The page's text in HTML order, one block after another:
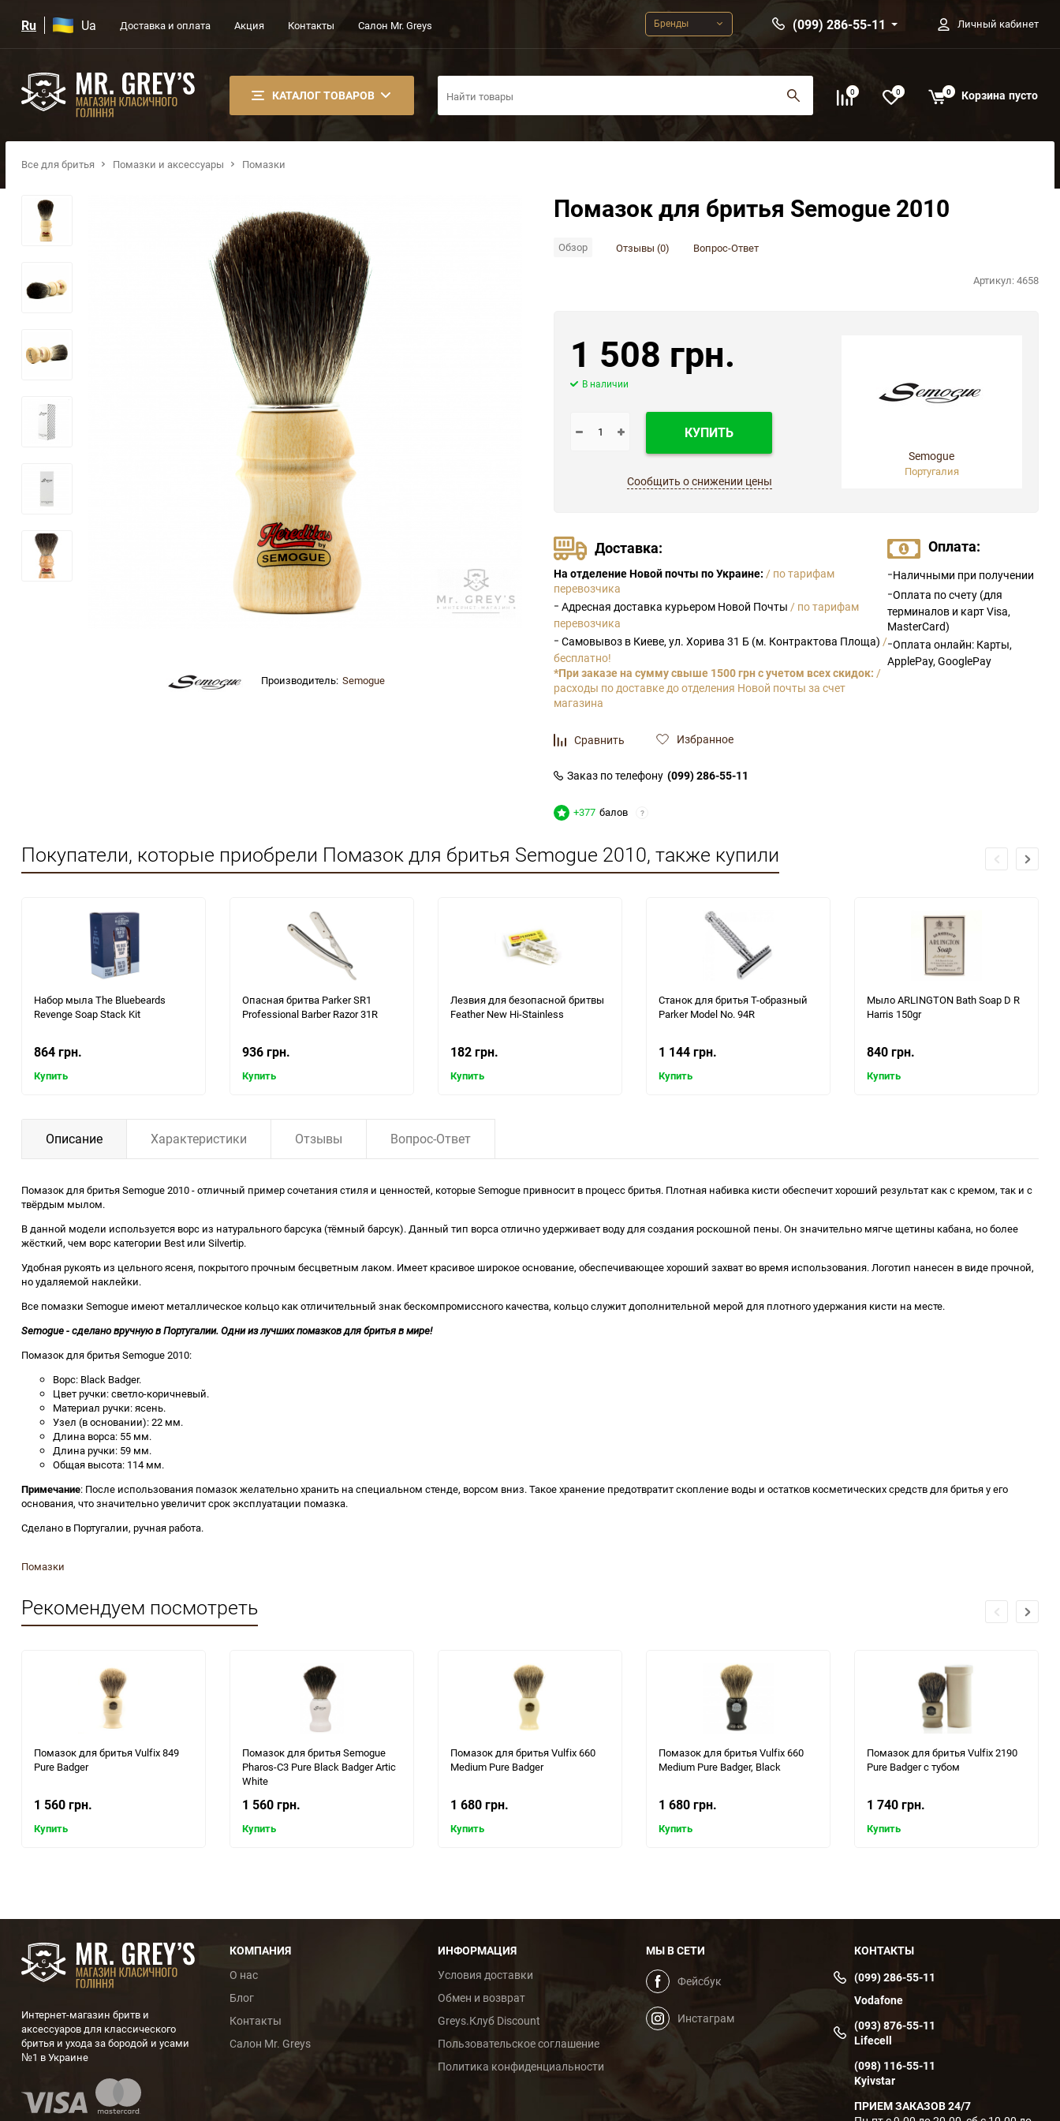
Ru Ua Доставка и оплата Акция Контакты Салон Mr. Greys Бренды (099) 286-55-11 Личный кабинет
КАТАЛОГ ТОВАРОВ 0 0 0 Корзина пусто
Все для бритья Помазки и аксессуары Помазки
Производитель: Semogue
Помазок для бритья Semogue 2010
Обзор Отзывы (0) Вопрос-Ответ
Артикул:4658
1 508 грн.
В наличии
КУПИТЬ
Сообщить о снижении цены
Semogue
Португалия
Доставка:
На отделение Новой почты по Украине: / по тарифам
перевозчика
- Адресная доставка курьером Новой Почты / по тарифам
перевозчика
- Самовывоз в Киеве, ул. Хорива 31 Б (м. Контрактова Площа) /
бесплатно!
*При заказе на сумму свыше 1500 грн с учетом всех скидок: /
расходы по доставке до отделения Новой почты за счет
магазина
Оплата:
-Наличными при получении
-Оплата по счету (для
терминалов и карт Visa,
MasterCard)
-Оплата онлайн: Карты,
ApplePay, GooglePay
Сравнить Избранное
Заказ по телефону (099) 286-55-11
+377 балов ?
Покупатели, которые приобрели Помазок для бритья Semogue 2010, также купили
Набор мыла The Bluebeards
Revenge Soap Stack Kit
864 грн.
Купить
Опасная бритва Parker SR1
Professional Barber Razor 31R
936 грн.
Купить
Лезвия для безопасной бритвы
Feather New Hi-Stainless
182 грн.
Купить
Станок для бритья Т-образный
Parker Model No. 94R
1 144 грн.
Купить
Мыло ARLINGTON Bath Soap D R
Harris 150gr
840 грн.
Купить
Описание Характеристики Отзывы Вопрос-Ответ
Помазок для бритья Semogue 2010 - отличный пример сочетания стиля и ценностей, которые Semogue привносит в процесс бритья. Плотная набивка кисти обеспечит хороший результат как с кремом, так и с
твёрдым мылом.
В данной модели используется ворс из натурального барсука (тёмный барсук). Данный тип ворса отлично удерживает воду для создания роскошной пены. Он значительно мягче щетины кабана, но более
жёсткий, чем ворс категории Best или Silvertip.
Удобная рукоять из цельного ясеня, покрытого прочным бесцветным лаком. Имеет красивое широкое основание, обеспечивающее хороший захват во время использования. Логотип нанесен в виде прочной,
но удаляемой наклейки.
Все помазки Semogue имеют металлическое кольцо как отличительный знак бескомпромиссного качества, кольцо служит дополнительной мерой для плотного удержания кисти на месте.
Semogue - сделано вручную в Португалии. Одни из лучших помазков для бритья в мире!
Помазок для бритья Semogue 2010:
Ворс: Black Badger.
Цвет ручки: светло-коричневый.
Материал ручки: ясень.
Узел (в основании): 22 мм.
Длина ворса: 55 мм.
Длина ручки: 59 мм.
Общая высота: 114 мм.
Примечание: После использования помазок желательно хранить на специальном стенде, ворсом вниз. Такое хранение предотвратит скопление воды и остатков косметических средств для бритья у его
основания, что значительно увеличит срок эксплуатации помазка.
Сделано в Португалии, ручная работа.
Помазки
Рекомендуем посмотреть
Помазок для бритья Vulfix 849
Pure Badger
1 560 грн.
Купить
Помазок для бритья Semogue
Pharos-C3 Pure Black Badger Artic
White
1 560 грн.
Купить
Помазок для бритья Vulfix 660
Medium Pure Badger
1 680 грн.
Купить
Помазок для бритья Vulfix 660
Medium Pure Badger, Black
1 680 грн.
Купить
Помазок для бритья Vulfix 2190
Pure Badger с тубом
1 740 грн.
Купить
Интернет-магазин бритв и
аксессуаров для классического
бритья и ухода за бородой и усами
№1 в Украине
КОМПАНИЯ
О нас
Блог
Контакты
Салон Mr. Greys
ИНФОРМАЦИЯ
Условия доставки
Обмен и возврат
Greys.Клуб Discount
Пользовательское cоглашение
Политика конфиденциальности
МЫ В СЕТИ
Фейсбук
Инстаграм
КОНТАКТЫ
(099) 286-55-11
Vodafone
(093) 876-55-11
Lifecell
(098) 116-55-11
Kyivstar
ПРИЕМ ЗАКАЗОВ 24/7